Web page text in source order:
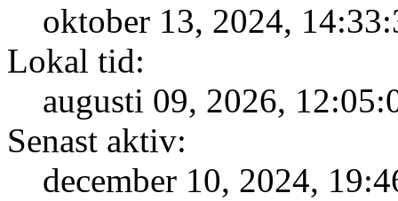
oktober 13, 2024,
Lokal tid:
augusti 09, 2026,
Senast aktiv:
december 10, 2024,